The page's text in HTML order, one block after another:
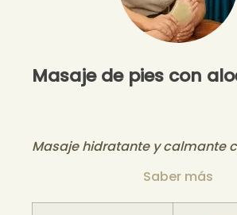
Masaje de pies con
Masaje hidratante y calmante
Saber más